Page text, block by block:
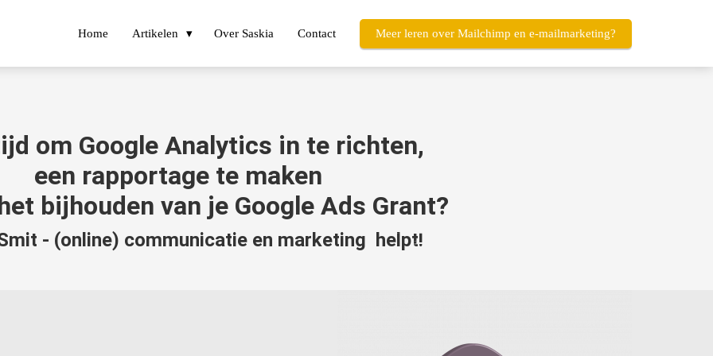
Home Artikelen Over Saskia Contact Meer leren over Mailchimp en e-mailmarketing?
om Google Analytics in te richten,
een rapportage te maken
bijhouden van je Google Ads Grant?
- (online) communicatie en marketing helpt!